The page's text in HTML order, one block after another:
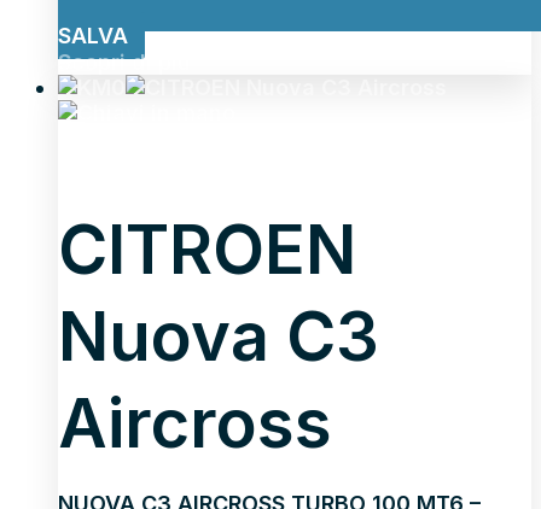
SALVA
Scopri di più
CITROEN
Nuova C3
Aircross